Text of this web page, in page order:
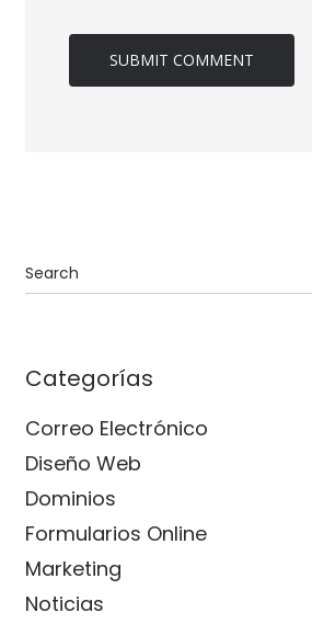
Categorías
Correo Electrónico
Diseño Web
Dominios
Formularios Online
Marketing
Noticias